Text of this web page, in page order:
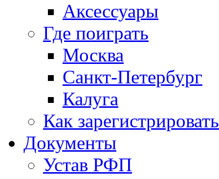
Аксессуары
Где поиграть
Москва
Санкт-Петербург
Калуга
Как
Документы
Устав РФП